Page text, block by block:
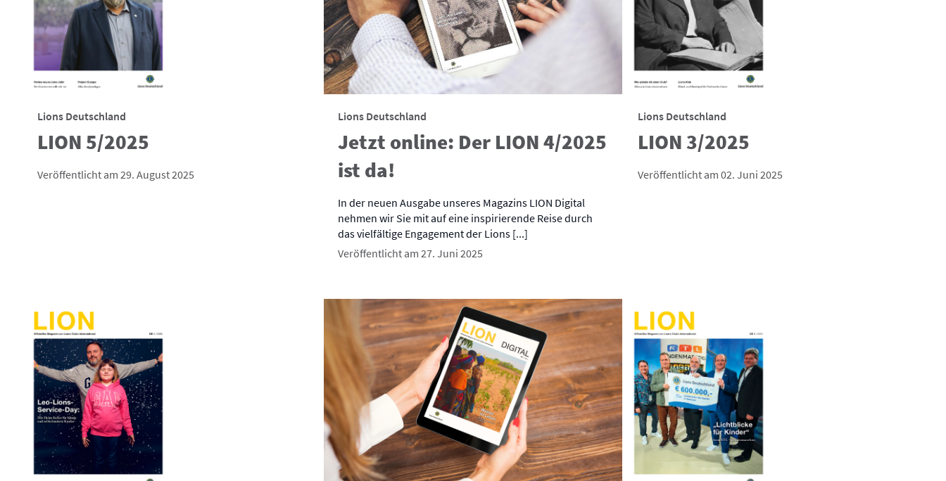
Lions Deutschland
LION 5/2025
Veröffentlicht am 29. August 2025
Lions Deutschland
Jetzt online: Der LION 4/2025
ist da!
In der neuen Ausgabe unseres Magazins LION Digital
nehmen wir Sie mit auf eine inspirierende Reise durch
das vielfältige Engagement der Lions [...]
Veröffentlicht am 27. Juni 2025
Lions Deutschland
LION 3/2025
Veröffentlicht am 02. Juni 2025